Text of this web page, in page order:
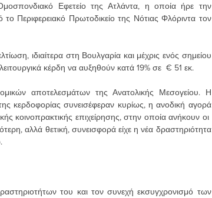
Εφετείο της Ατλάντα, η οποία ήρε την
Περιφερειακό Πρωτοδικείο της Νότιας Φλόριντα τον
ιδιαίτερα στη Βουλγαρία και μέχρις ενός σημείου
κέρδη να αυξηθούν κατά 19% σε € 51 εκ.
αποτελεσμάτων της Ανατολικής Μεσογείου. Η
κερδοφορίας συνεισέφεραν κυρίως, η ανοδική αγορά
κοινοπρακτικής επιχείρησης, στην οποία ανήκουν οι
αλλά θετική, συνεισφορά είχε η νέα δραστηριότητα
του και τον συνεχή εκσυγχρονισμό των